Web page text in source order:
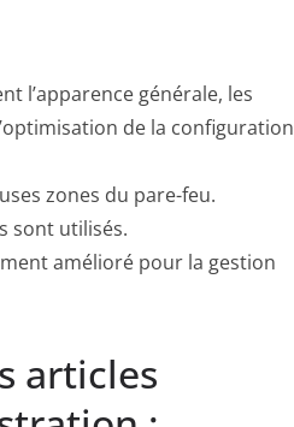
l’apparence générale, les
de la configuration
zones du pare-feu.
sont utilisés.
amélioré pour la gestion
articles